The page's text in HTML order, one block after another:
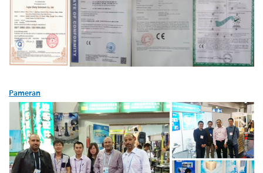
Pameran